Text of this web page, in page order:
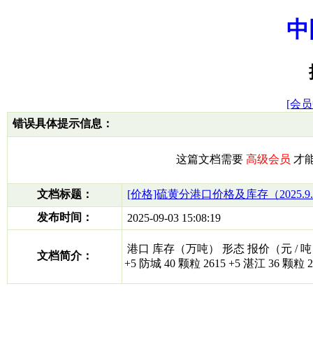
[会
错误具体提示信息：
这篇文档需要 高级会员 才
文档标题：
[价格]硫黄分港口价格及库存（
发布时间：
2025-09-03 15:08:19
文档简介：
港口 库存（万吨） 形态 报价（元 /
+5 防城 40 颗粒 2615 +5 湛江 36 颗粒